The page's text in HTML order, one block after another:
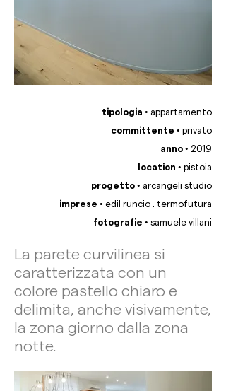
tipologia • appartamento
committente • privato
anno • 2019
location • pistoia
progetto • arcangeli studio
imprese • edil runcio . termofutura
fotografie • samuele villani
La parete curvilinea si
caratterizzata con un
colore pastello chiaro e
delimita, anche visivamente,
la zona giorno dalla zona
notte.